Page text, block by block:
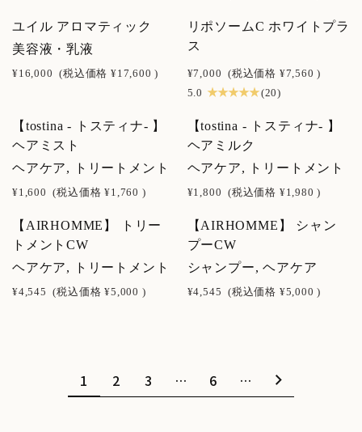
NEW
ユイル アロマティック
美容液・乳液
¥16,000 (税込価格 ¥17,600 )
NEW
リポソームC ホワイトプラ
ス
¥7,000 (税込価格 ¥7,560 )
5.0 ★ ★ ★ ★ ★(20)
NEW
【tostina - トスティナ- 】
ヘアミスト
ヘアケア, トリートメント
¥1,600 (税込価格 ¥1,760 )
NEW
【tostina - トスティナ- 】
ヘアミルク
ヘアケア, トリートメント
¥1,800 (税込価格 ¥1,980 )
【AIRHOMME】 トリー
トメントCW
ヘアケア, トリートメント
¥4,545 (税込価格 ¥5,000 )
【AIRHOMME】 シャン
プーCW
シャンプー, ヘアケア
¥4,545 (税込価格 ¥5,000 )
1 2 3 … 6 …